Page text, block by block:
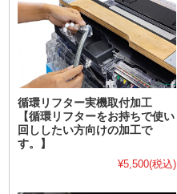
循環リフター実機取付加工
【循環リフターをお持ちで使い
回ししたい方向けの加工で
す。】
¥5,500(税込)